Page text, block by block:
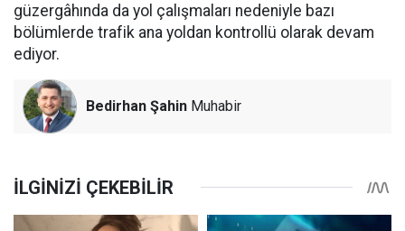
güzergâhında da yol çalışmaları nedeniyle bazı
bölümlerde trafik ana yoldan kontrollü olarak devam
ediyor.
Bedirhan Şahin Muhabir